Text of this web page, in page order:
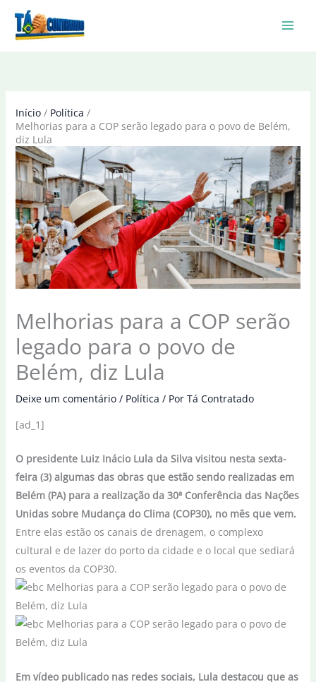
Início
Política
Melhorias para a COP serão legado para o povo de Belém,
diz Lula
Melhorias para a COP serão
legado para o povo de
Belém, diz Lula
Deixe um comentário / Política / Por Tá Contratado
[ad_1]
O presidente Luiz Inácio Lula da Silva visitou nesta sexta-
feira (3) algumas das obras que estão sendo realizadas em
Belém (PA) para a realização da 30ª Conferência das Nações
Unidas sobre Mudança do Clima (COP30), no mês que vem.
Entre elas estão os canais de drenagem, o complexo
cultural e de lazer do porto da cidade e o local que sediará
os eventos da COP30.
Em vídeo publicado nas redes sociais, Lula destacou que as